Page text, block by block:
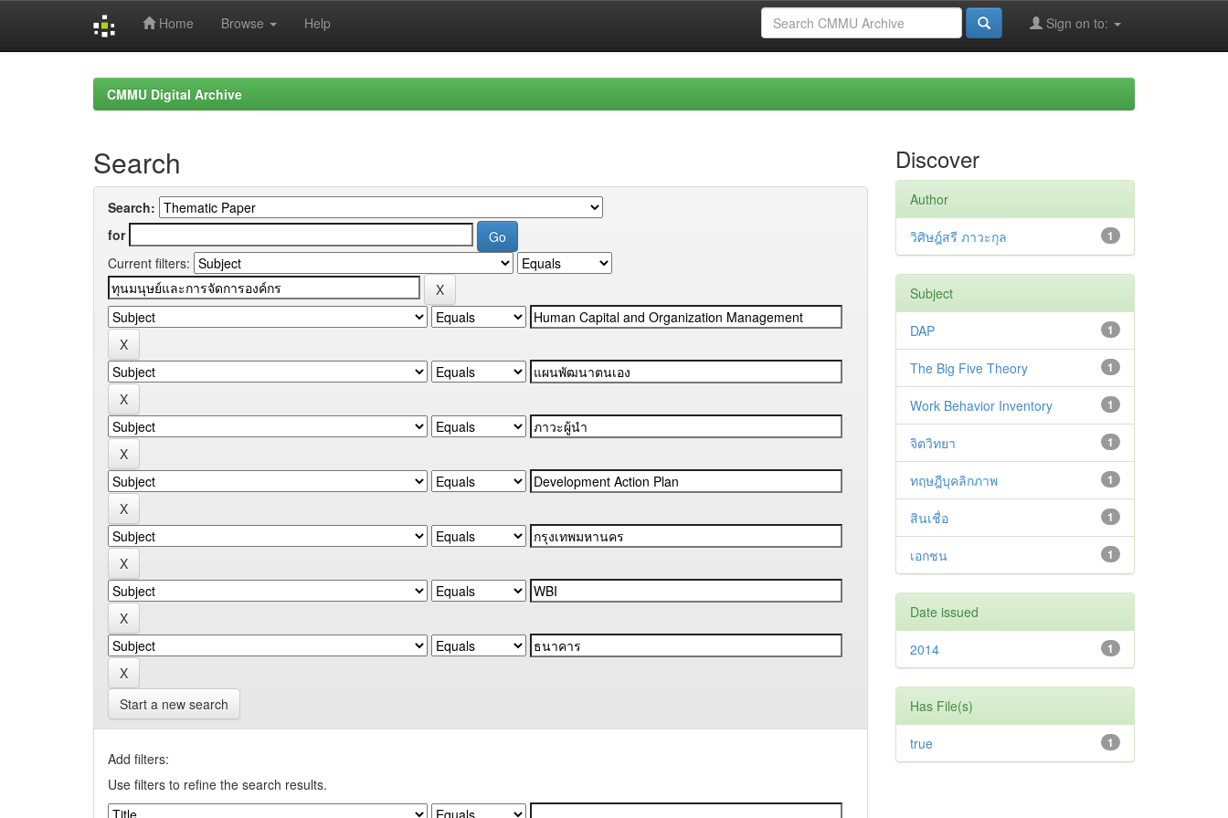
Home Browse Help Sign on to:
CMMU Digital Archive
Search
Search:
for
Current filters:
Start a new search
Add filters:
Use filters to refine the search results.
Discover
Author
1
วิศิษฎ์สรี ภาวะกุล
Subject
1
DAP
1
The Big Five Theory
1
Work Behavior Inventory
1
จิตวิทยา
1
ทฤษฎีบุคลิกภาพ
1
สินเชื่อ
1
เอกชน
Date issued
1
2014
Has File(s)
1
true